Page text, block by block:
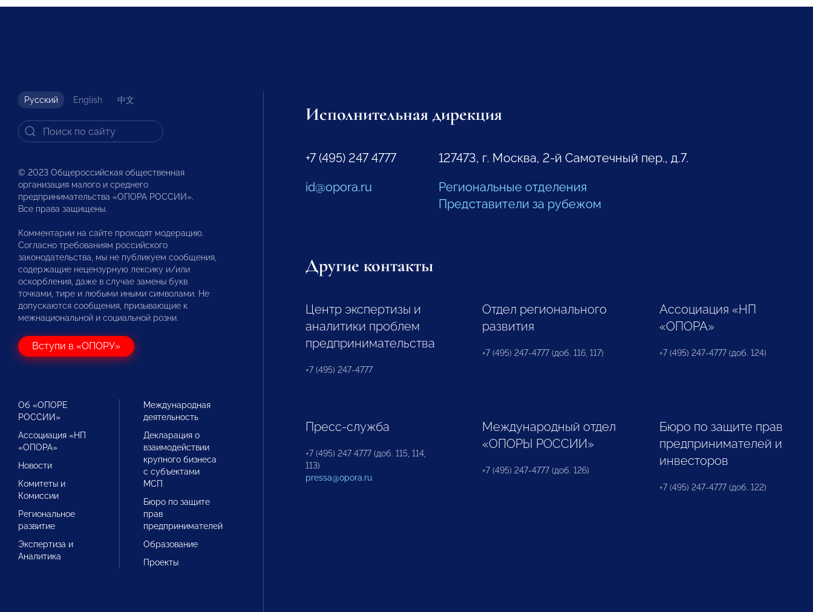
Русский English 中文
© 2023 Общероссийская общественная
организация малого и среднего
предпринимательства «ОПОРА РОССИИ».
Все права защищены.
Комментарии на сайте проходят модерацию.
Согласно требованиям российского
законодательства, мы не публикуем сообщения,
содержащие нецензурную лексику и/или
оскорбления, даже в случае замены букв
точками, тире и любыми иными символами. Не
допускаются сообщения, призывающие к
межнациональной и социальной розни.
Вступи в «ОПОРУ»
Об «ОПОРЕ
РОССИИ»
Ассоциация «НП
«ОПОРА»
Новости
Комитеты и
Комиссии
Региональное
развитие
Экспертиза и
Аналитика
Международная
деятельность
Декларация о
взаимодействии
крупного бизнеса
с субъектами
МСП
Бюро по защите
прав
предпринимателей
Образование
Проекты
Исполнительная дирекция
+7 (495) 247 4777
id@opora.ru
127473, г. Москва, 2-й Самотечный пер., д.7.
Региональные отделения
Представители за рубежом
Другие контакты
Центр экспертизы и
аналитики проблем
предпринимательства
+7 (495) 247-4777
Отдел регионального
развития
+7 (495) 247-4777 (доб. 116, 117)
Ассоциация «НП
«ОПОРА»
+7 (495) 247-4777 (доб. 124)
Пресс-служба
+7 (495) 247 4777 (доб. 115, 114,
113)
pressa@opora.ru
Международный отдел
«ОПОРЫ РОССИИ»
+7 (495) 247-4777 (доб. 126)
Бюро по защите прав
предпринимателей и
инвесторов
+7 (495) 247-4777 (доб. 122)